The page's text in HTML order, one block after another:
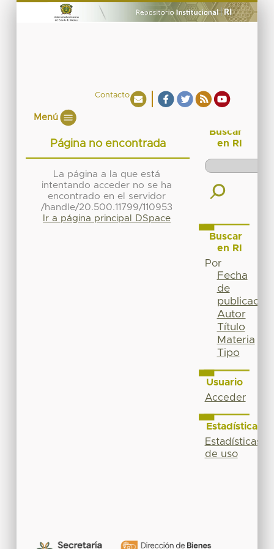
Contacto
Menú
Página no encontrada
La página a la que está
intentando acceder no se ha
encontrado en el servidor
/handle/20.500.11799/110953
Ir a página principal DSpace
Buscar
en RI
Buscar
en RI
Por
Fecha
de
publicación
Autor
Título
Materia
Tipo
Usuario
Acceder
Estadísticas
Estadísticas
de uso